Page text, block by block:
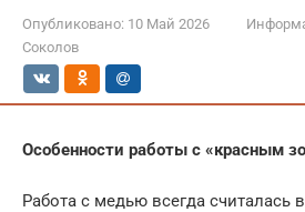
Опубликовано: 10 Май 2026
Соколов
Особенности работы с «красным
Работа с медью всегда